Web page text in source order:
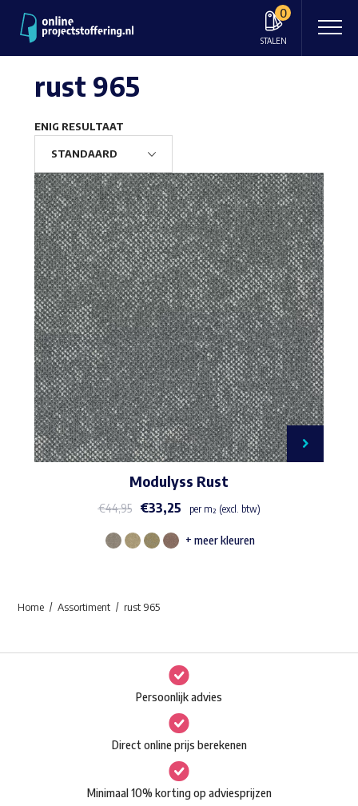
0
STALEN
Waar ben je naar op zoek?
rust 965
ENIG RESULTAAT
Modulyss Rust
€44,95 €33,25 per m² (excl. btw)
Dit
Deze
optie
kan
gekozen
worden
op
de
+ meer kleuren
Home Assortiment rust 965
Persoonlijk advies
Direct online prijs berekenen
Minimaal 10% korting op adviesprijzen